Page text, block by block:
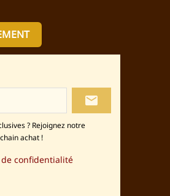
local_post_office
? Rejoignez notre
achat !
confidentialité